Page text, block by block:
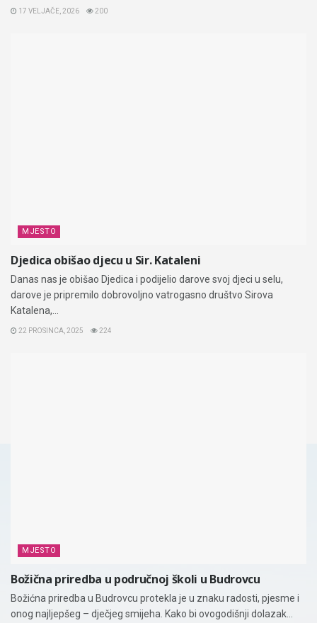
17 VELJAČE, 2026 200
MJESTO
Djedica obišao djecu u Sir. Kataleni
Danas nas je obišao Djedica i podijelio darove svoj djeci u selu,
darove je pripremilo dobrovoljno vatrogasno društvo Sirova
Katalena,...
22 PROSINCA, 2025 224
MJESTO
Božična priredba u područnoj školi u Budrovcu
Božićna priredba u Budrovcu protekla je u znaku radosti, pjesme i
onog najljepšeg – dječjeg smijeha. Kako bi ovogodišnji dolazak...